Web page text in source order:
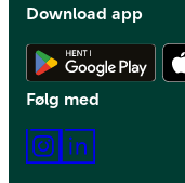
Download app
Følg med
Instagram